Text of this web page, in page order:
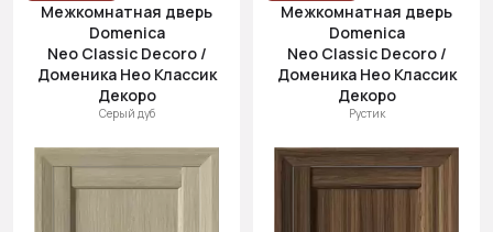
Межкомнатная дверь
Domenica
Neo Classic Decoro /
Доменика Нео Классик
Декоро
Серый дуб
Межкомнатная дверь
Domenica
Neo Classic Decoro /
Доменика Нео Классик
Декоро
Рустик